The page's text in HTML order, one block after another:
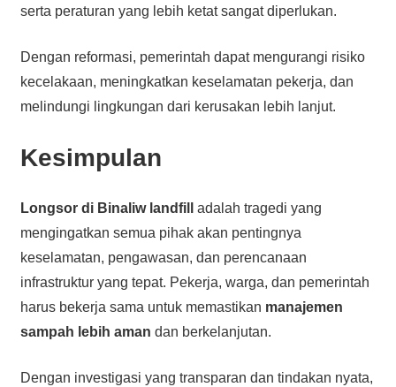
serta peraturan yang lebih ketat sangat diperlukan.
Dengan reformasi, pemerintah dapat mengurangi risiko
kecelakaan, meningkatkan keselamatan pekerja, dan
melindungi lingkungan dari kerusakan lebih lanjut.
Kesimpulan
Longsor di Binaliw landfill
adalah tragedi yang
mengingatkan semua pihak akan pentingnya
keselamatan, pengawasan, dan perencanaan
infrastruktur yang tepat. Pekerja, warga, dan pemerintah
harus bekerja sama untuk memastikan manajemen
sampah lebih aman dan berkelanjutan.
Dengan investigasi yang transparan dan tindakan nyata,